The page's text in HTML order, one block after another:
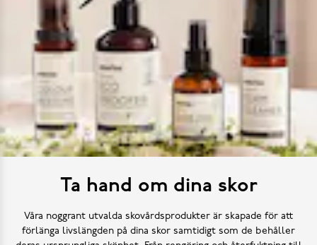
Ta hand om dina skor
Våra noggrant utvalda skovårdsprodukter är skapade för att
förlänga livslängden på dina skor samtidigt som de behåller